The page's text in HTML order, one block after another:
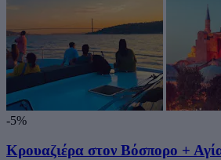
-5%
Κρουαζιέρα στον Βόσπορο +